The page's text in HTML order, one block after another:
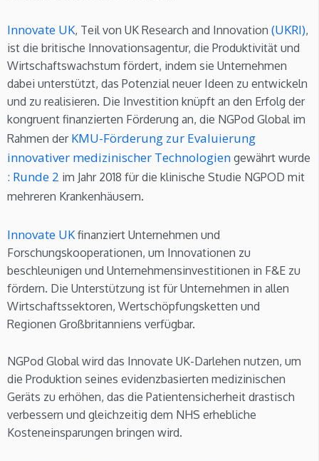
Innovate UK, Teil von UK Research and Innovation (UKRI),
ist die britische Innovationsagentur, die Produktivität und
Wirtschaftswachstum fördert, indem sie Unternehmen
dabei unterstützt, das Potenzial neuer Ideen zu entwickeln
und zu realisieren. Die Investition knüpft an den Erfolg der
kongruent finanzierten Förderung an, die NGPod Global im
Rahmen der KMU-Förderung zur Evaluierung
innovativer medizinischer Technologien gewährt wurde
: Runde 2 im Jahr 2018 für die klinische Studie NGPOD mit
mehreren Krankenhäusern.
Innovate UKfinanziert Unternehmen und
Forschungskooperationen, um Innovationen zu
beschleunigen und Unternehmensinvestitionen in F&E zu
fördern. Die Unterstützung ist für Unternehmen in allen
Wirtschaftssektoren, Wertschöpfungsketten und
Regionen Großbritanniens verfügbar.
NGPod Global wird das Innovate UK-Darlehen nutzen, um
die Produktion seines evidenzbasierten medizinischen
Geräts zu erhöhen, das die Patientensicherheit drastisch
verbessern und gleichzeitig dem NHS erhebliche
Kosteneinsparungen bringen wird.